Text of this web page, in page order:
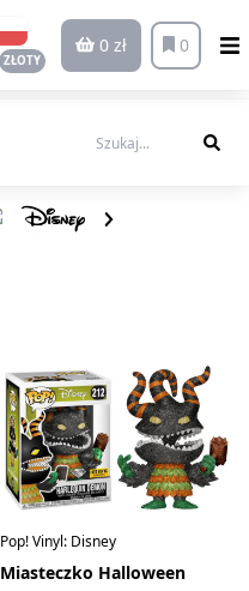
ZŁOTY
0 zł 0
Pop! Vinyl: Disney
Miasteczko Halloween